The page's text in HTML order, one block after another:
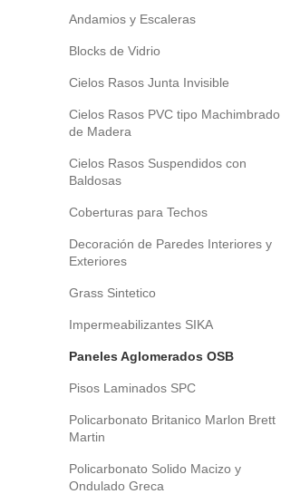
Andamios y Escaleras
Blocks de Vidrio
Cielos Rasos Junta Invisible
Cielos Rasos PVC tipo Machimbrado
de Madera
Cielos Rasos Suspendidos con
Baldosas
Coberturas para Techos
Decoración de Paredes Interiores y
Exteriores
Grass Sintetico
Impermeabilizantes SIKA
Paneles Aglomerados OSB
Pisos Laminados SPC
Policarbonato Britanico Marlon Brett
Martin
Policarbonato Solido Macizo y
Ondulado Greca